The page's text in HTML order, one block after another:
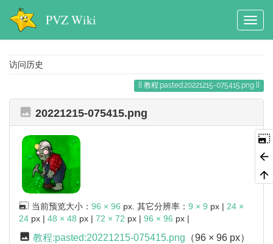
PVZ Wiki
访问历史
教程:pasted:20221215-075415.png
20221215-075415.png
当前预览大小： 96 × 96 px. 其它分辨率： 9 × 9 px | 24 ×
24 px | 48 × 48 px | 72 × 72 px | 96 × 96 px |
教程:pasted:20221215-075415.png （96 × 96 px）